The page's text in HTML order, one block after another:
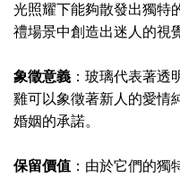
光照耀下能夠散發出獨特
禮場景中創造出迷人的視
象徵意義 ：玻璃代表著透
雞可以象徵著新人的愛情
婚姻的承諾。
保留價值 ：由於它們的獨